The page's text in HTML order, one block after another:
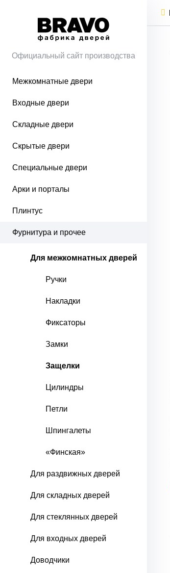
Официальный сайт производства
Межкомнатные двери
Входные двери
Складные двери
Скрытые двери
Специальные двери
Арки и порталы
Плинтус
Фурнитура и прочее
Для межкомнатных дверей
Ручки
Накладки
Фиксаторы
Замки
Защелки
Цилиндры
Петли
Шпингалеты
«Финская»
Для раздвижных дверей
Для складных дверей
Для стеклянных дверей
Для входных дверей
Доводчики